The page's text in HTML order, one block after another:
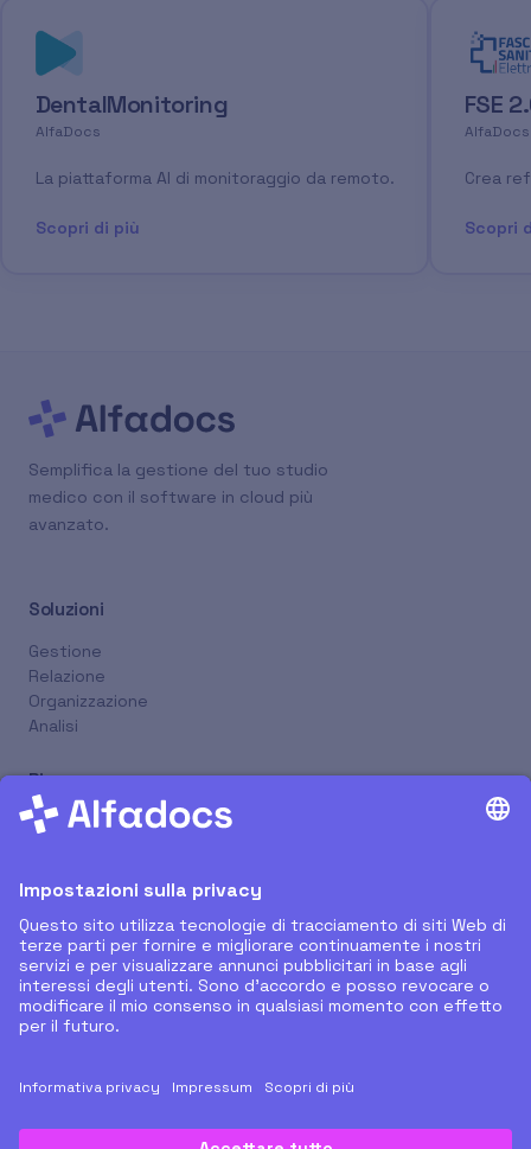
DentalMonitoring
AlfaDocs
La piattaforma AI di monitoraggio da remoto.
Scopri di più
FSE
AlfaDocs
Crea
Scopri
Semplifica la gestione del tuo studio
medico con il software in cloud più
avanzato.
Soluzioni
Gestione
Relazione
Organizzazione
Analisi
Risorse
Nuovi Rilasci
Blog
Prenota Online
Azienda
Chi Siamo
Contatti